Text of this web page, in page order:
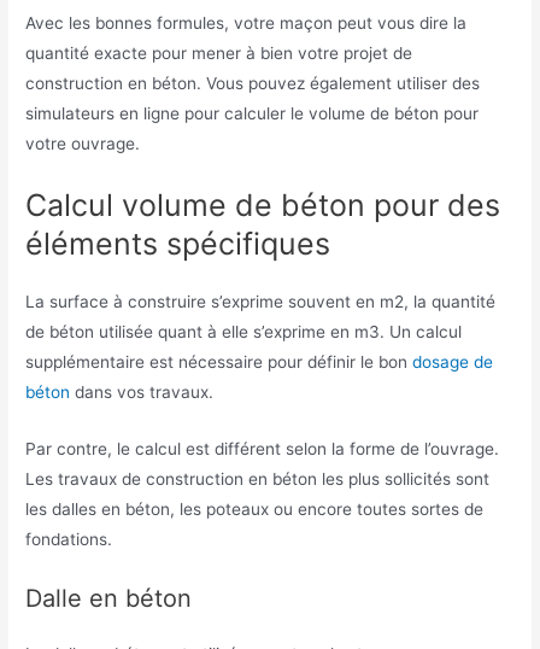
Avec les bonnes formules, votre maçon peut vous dire la
quantité exacte pour mener à bien votre projet de
construction en béton. Vous pouvez également utiliser des
simulateurs en ligne pour calculer le volume de béton pour
votre ouvrage.
Calcul volume de béton pour des
éléments spécifiques
La surface à construire s’exprime souvent en m2, la quantité
de béton utilisée quant à elle s’exprime en m3. Un calcul
supplémentaire est nécessaire pour définir le bondosage de
béton dans vos travaux.
Par contre, le calcul est différent selon la forme de l’ouvrage.
Les travaux de construction en béton les plus sollicités sont
les dalles en béton, les poteaux ou encore toutes sortes de
fondations.
Dalle en béton